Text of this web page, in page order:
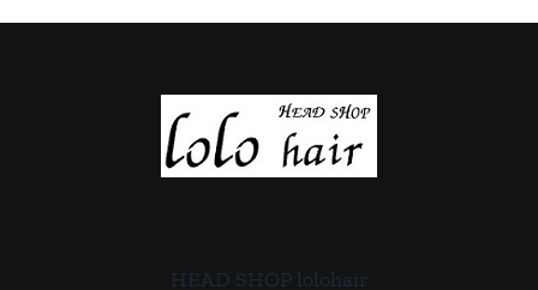
内
内
HEAD SHOP lolohair